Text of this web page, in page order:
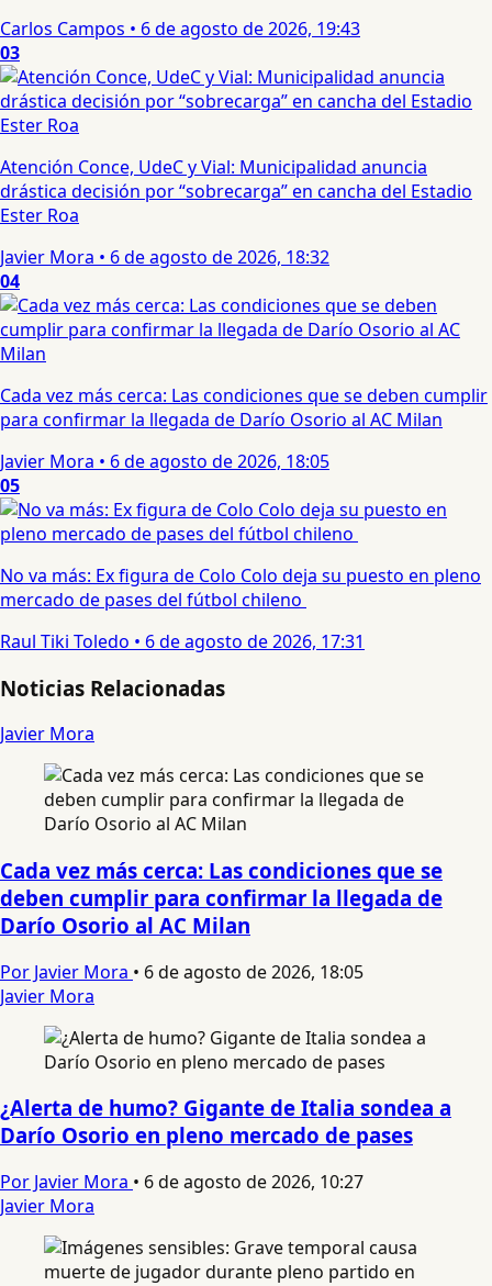
Carlos Campos • 6 de agosto de 2026, 19:43
03
Atención Conce, UdeC y Vial: Municipalidad anuncia
drástica decisión por “sobrecarga” en cancha del Estadio
Ester Roa
Javier Mora • 6 de agosto de 2026, 18:32
04
Cada vez más cerca: Las condiciones que se deben cumplir
para confirmar la llegada de Darío Osorio al AC Milan
Javier Mora • 6 de agosto de 2026, 18:05
05
No va más: Ex figura de Colo Colo deja su puesto en pleno
mercado de pases del fútbol chileno
Raul Tiki Toledo • 6 de agosto de 2026, 17:31
Noticias Relacionadas
Javier Mora
Cada vez más cerca: Las condiciones que se
deben cumplir para confirmar la llegada de
Darío Osorio al AC Milan
Por Javier Mora • 6 de agosto de 2026, 18:05
Javier Mora
¿Alerta de humo? Gigante de Italia sondea a
Darío Osorio en pleno mercado de pases
Por Javier Mora • 6 de agosto de 2026, 10:27
Javier Mora